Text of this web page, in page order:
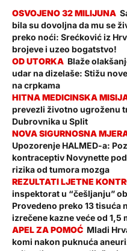
bila su dovoljna da mu se
preko noći: Srećković iz
brojeve i uzeo bogatstvo!
Blaže
udar na dizelaše: Stižu
na crpkama
prevezli životno ugroženu
Dubrovnika u Split
Upozorenje HALMED-a:
kontraceptiv Novynette
rizika od tumora mozga
inspektorat u “češljanju”
Provedeno preko 13 tisuća
izrečene kazne veće od 1,5
Mladi
komi nakon puknuća